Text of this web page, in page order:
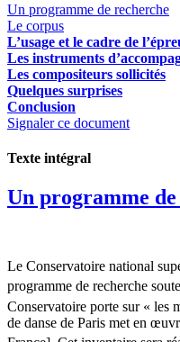
Un programme de recherche
Le corpus
L’usage et le cadre de
Les instruments
Les compositeurs sollicités
Quelques surprises
Conclusion
Signaler ce document
Texte intégral
Un programme
Le Conservatoire national
programme de recherche
Conservatoire porte sur « les
de danse de Paris met en